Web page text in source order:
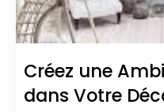
Créez une
dans Votre